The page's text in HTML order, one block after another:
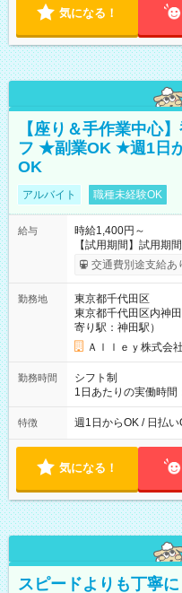
気になる！
【座り＆手作業中心
フ ★副業OK ★週1日
OK
アルバイト 職種未経験OK
給与
時給1,400円～
【試用期間】試用期
給与は本採用時と同じ
交通費別途支給あ
勤務地
東京都千代田区
東京都千代田区内神
寄り駅：神田駅）
Ａｌｌｅｙ株式会社
勤務時間
シフト制
1日あたりの実働時
実働時間：1-5時間 └
能！ └平日・土曜日
18:00 などのよ
特徴 週1日からOK / 日払
気になる！
スピードよりも丁寧